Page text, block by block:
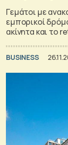
Γεμάτοι με
εμπορικοί
ακίνητα και το
BUSINESS